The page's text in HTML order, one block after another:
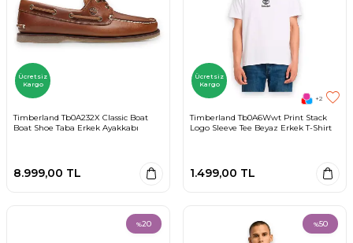
Ücretsiz
Kargo
Timberland Tb0A232X Classic Boat
Boat Shoe Taba Erkek Ayakkabı
8.999,00 TL
Ücretsiz
Kargo
+2
Timberland Tb0A6Wwt Print Stack
Logo Sleeve Tee Beyaz Erkek T-Shirt
1.499,00 TL
%20 %50